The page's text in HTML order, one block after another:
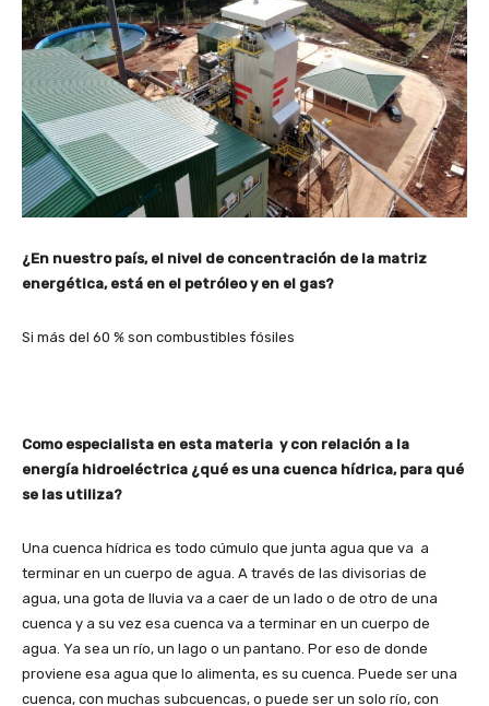
¿En nuestro país, el nivel de concentración de la matriz
energética, está en el petróleo y en el gas?
Si más del 60 % son combustibles fósiles
Como especialista en esta materia y con relación a la
energía hidroeléctrica ¿qué es una cuenca hídrica, para qué
se las utiliza?
Una cuenca hídrica es todo cúmulo que junta agua que va a
terminar en un cuerpo de agua. A través de las divisorias de
agua, una gota de lluvia va a caer de un lado o de otro de una
cuenca y a su vez esa cuenca va a terminar en un cuerpo de
agua. Ya sea un río, un lago o un pantano. Por eso de donde
proviene esa agua que lo alimenta, es su cuenca. Puede ser una
cuenca, con muchas subcuencas, o puede ser un solo río, con